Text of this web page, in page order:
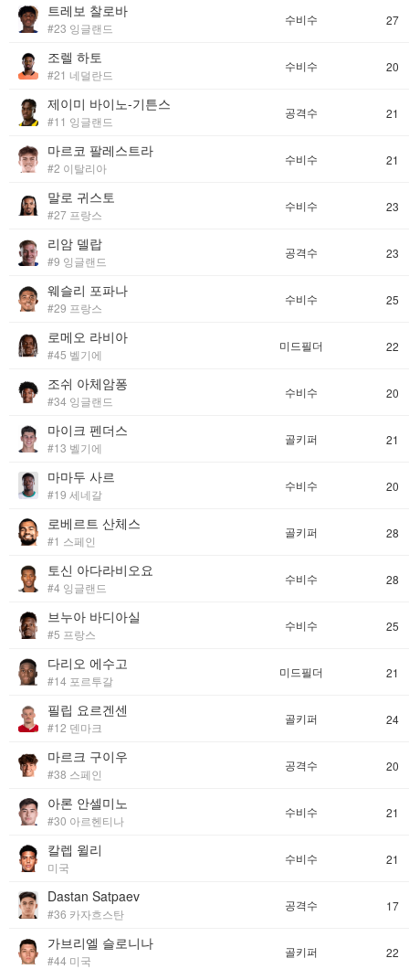
트레보 찰로바
#23 잉글랜드
수비수 27
조렐 하토
#21 네덜란드
수비수 20
제이미 바이노-기튼스
#11 잉글랜드
공격수 21
마르코 팔레스트라
#2 이탈리아
수비수 21
말로 귀스토
#27 프랑스
수비수 23
리암 델랍
#9 잉글랜드
공격수 23
웨슬리 포파나
#29 프랑스
수비수 25
로메오 라비아
#45 벨기에
미드필더 22
조쉬 아체암퐁
#34 잉글랜드
수비수 20
마이크 펜더스
#13 벨기에
골키퍼 21
마마두 사르
#19 세네갈
수비수 20
로베르트 산체스
#1 스페인
골키퍼 28
토신 아다라비오요
#4 잉글랜드
수비수 28
브누아 바디아실
#5 프랑스
수비수 25
다리오 에수고
#14 포르투갈
미드필더 21
필립 요르겐센
#12 덴마크
골키퍼 24
마르크 구이우
#38 스페인
공격수 20
아론 안셀미노
#30 아르헨티나
수비수 21
칼렙 윌리
미국
수비수 21
Dastan Satpaev
#36 카자흐스탄
공격수 17
가브리엘 슬로니나
#44 미국
골키퍼 22